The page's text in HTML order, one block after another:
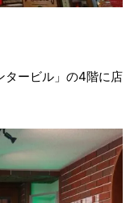
タービル」の4階に店